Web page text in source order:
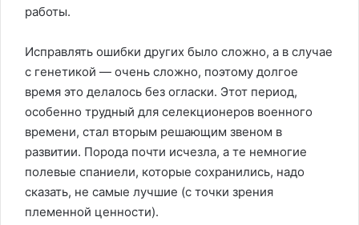
работы.
Исправлять ошибки других было сложно, а в случае
с генетикой — очень сложно, поэтому долгое
время это делалось без огласки. Этот период,
особенно трудный для селекционеров военного
времени, стал вторым решающим звеном в
развитии. Порода почти исчезла, а те немногие
полевые спаниели, которые сохранились, надо
сказать, не самые лучшие (с точки зрения
племенной ценности).